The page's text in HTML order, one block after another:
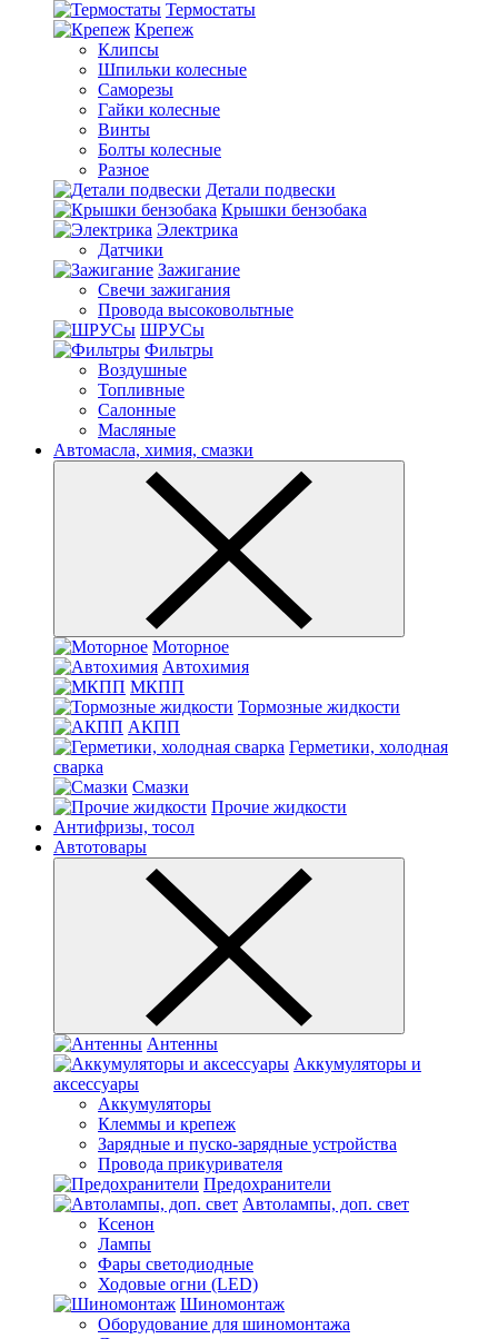
Термостаты
Крепеж
Клипсы
Шпильки колесные
Саморезы
Гайки колесные
Винты
Болты колесные
Разное
Детали подвески
Крышки бензобака
Электрика
Датчики
Зажигание
Свечи зажигания
Провода высоковольтные
ШРУСы
Фильтры
Воздушные
Топливные
Салонные
Масляные
Автомасла, химия, смазки
Моторное
Автохимия
МКПП
Тормозные жидкости
АКПП
Герметики, холодная
сварка
Смазки
Прочие жидкости
Антифризы, тосол
Автотовары
Антенны
Аккумуляторы и
аксессуары
Аккумуляторы
Клеммы и крепеж
Зарядные и пуско-зарядные устройства
Провода прикуривателя
Предохранители
Автолампы, доп. свет
Ксенон
Лампы
Фары светодиодные
Ходовые огни (LED)
Шиномонтаж
Оборудование для шиномонтажа